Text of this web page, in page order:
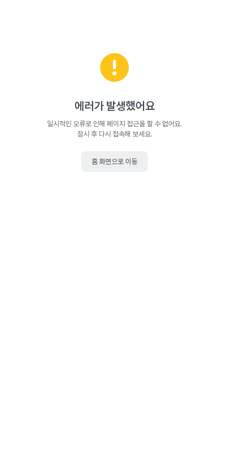
에러가 발생했어요
일시적인 오류로 인해 페이지 접근을 할 수 없어요.
잠시 후 다시 접속해 보세요.
홈 화면으로 이동